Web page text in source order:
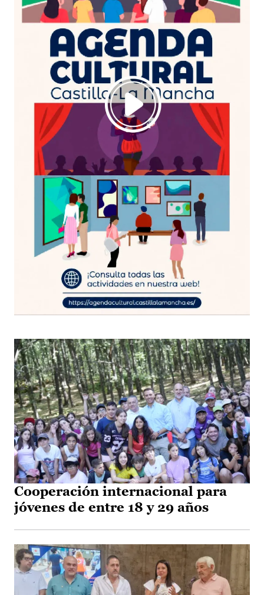
Cooperación internacional para
jóvenes de entre 18 y 29 años